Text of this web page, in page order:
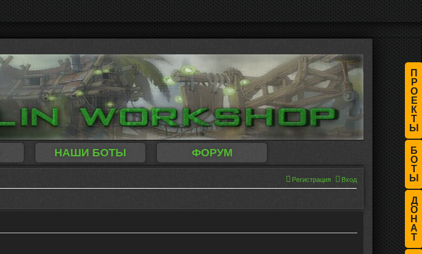
П
Р
О
Е
К
Т
Ы
Б
О
Т
Ы
Д
О
Н
А
Т
НАШИ БОТЫ ФОРУМ
Вход
Регистрация